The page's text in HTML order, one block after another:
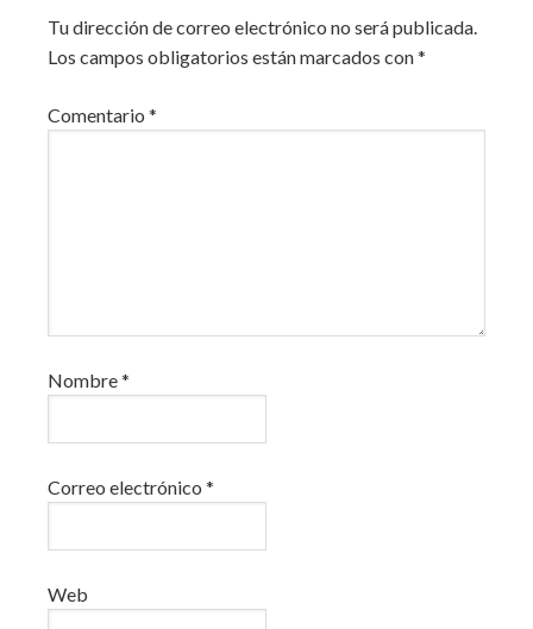
Tu dirección de correo electrónico no será publicada.
Los campos obligatorios están marcados con*
Comentario *
Nombre*
Correo electrónico *
Web